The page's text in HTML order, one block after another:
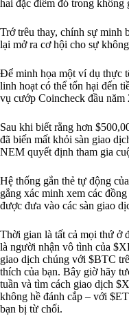
hai đặc điểm đó trong không
Trớ trêu thay, chính sự minh
lại mở ra cơ hội cho sự
Để minh họa một ví dụ thực
linh hoạt có thể tổn hại đến
vụ cướp Coincheck đầu năm
Sau khi biết rằng hơn
đã biến mất khỏi sàn giao
NEM quyết định tham gia
Hệ thống gắn thẻ tự động
gắng xác minh xem các
được đưa vào các sàn giao
Thời gian là tất cả mọi thứ ở
là người nhận vô tình của
giao dịch chúng với $BTC
thích của bạn. Bây giờ hãy
tuần và tìm cách giao dịch
không hề đánh cắp – với
bạn bị từ chối.